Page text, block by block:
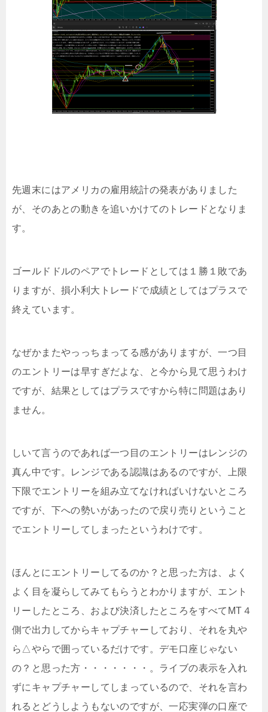
先週末にはアメリカの雇用統計の発表がありました
が、そのあとの動きを追いかけてのトレードとなりま
す。
ゴールドドルのペアでトレードとしては１勝１敗であ
りますが、損小利大トレードで成績としてはプラスで
終えています。
なぜかまたやっっちまってる感がありますが、一つ目
のエントリーは早すぎだよな、と今から見て思うわけ
ですが、結果としてはプラスですから特に問題はあり
ません。
しいて言うのであれば一つ目のエントリーはレンジの
真ん中です。レンジである認識はあるのですが、上限
下限でエントリーを組み立てなければいけないところ
ですが、下への勢いがあったので戻り売りということ
でエントリーしてしまったというわけです。
ほんとにエントリーしてるのか？と思った方は、よく
よく目を凝らしてみてもらうとわかりますが、エント
リーしたところ、および決済したところをすべてMT４
側で出力してからキャプチャーしており、それを丸や
ら△やらで囲っているだけです。デモ口座じゃない
の？と思った方・・・・・・・。ライブの表示を入れ
ずにキャプチャーしてしまっているので、それを言わ
れるとどうしようもないのですが、一応実弾の口座で